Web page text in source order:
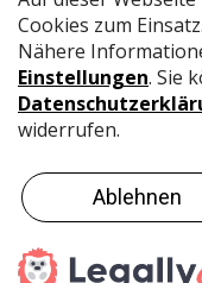
Die offizielle